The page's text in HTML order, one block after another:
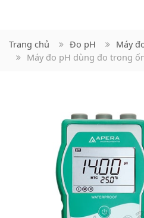
Trang chủ Đo pH
Máy
Máy đo pH dùng đo trong